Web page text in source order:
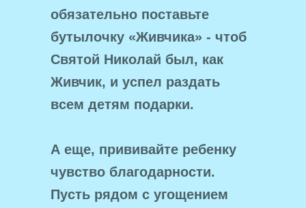
обязательно поставьте
бутылочку «Живчика» - чтоб
Святой Николай был, как
Живчик, и успел раздать
всем детям подарки.
А еще, прививайте ребенку
чувство благодарности.
Пусть рядом с угощением